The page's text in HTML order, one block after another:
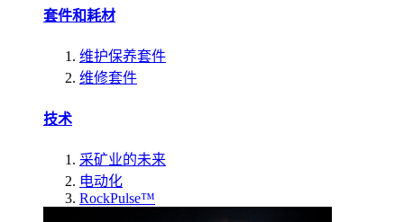
套件和耗材
维护保养套件
维修套件
技术
采矿业的未来
电动化
RockPulse™